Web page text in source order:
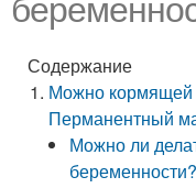
Содержание
Можно кормящей
Перманентный
Можно ли
беременности?